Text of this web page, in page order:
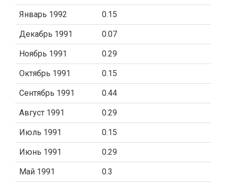
Январь 1992 0.15
Декабрь 1991 0.07
Ноябрь 1991 0.29
Октябрь 1991 0.15
Сентябрь 1991 0.44
Август 1991 0.29
Июль 1991 0.15
Июнь 1991 0.29
Май 1991 0.3